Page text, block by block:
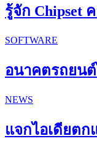
รู้จัก Chipset
SOFTWARE
อนาคตรถยนต์
NEWS
แจกไอเดียตก